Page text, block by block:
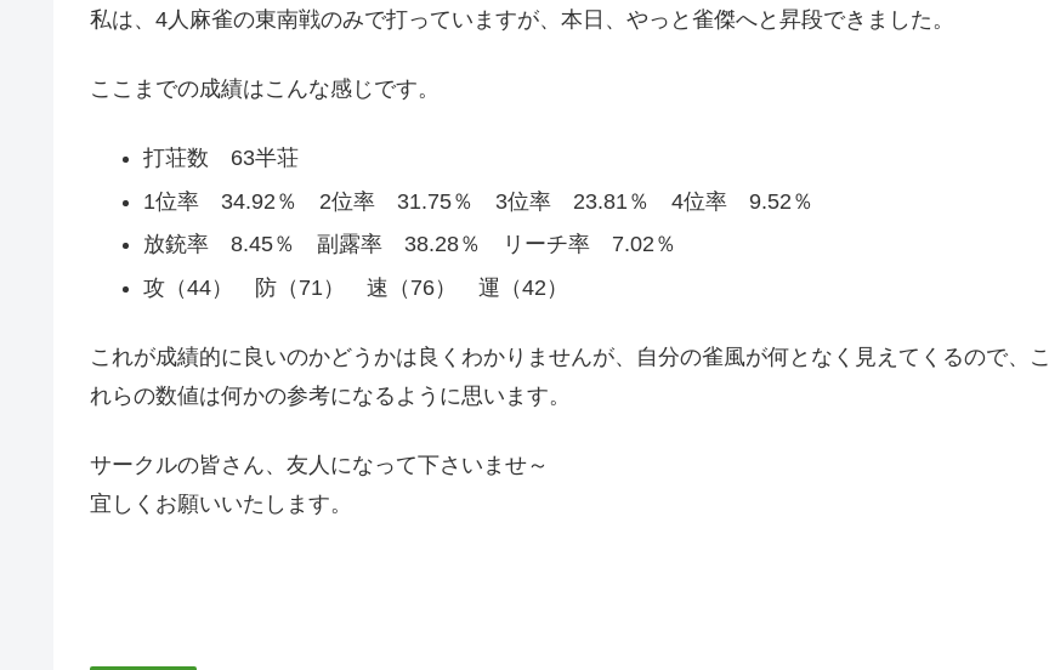
私は、4人麻雀の東南戦のみで打っていますが、本日、やっと雀傑へと昇段できました。
ここまでの成績はこんな感じです。
打荘数 63半荘
1位率 34.92％ 2位率 31.75％ 3位率 23.81％ 4位率 9.52％
放銃率 8.45％ 副露率 38.28％ リーチ率 7.02％
攻（44） 防（71） 速（76） 運（42）
これが成績的に良いのかどうかは良くわかりませんが、自分の雀風が何となく見えてくるので、こ
れらの数値は何かの参考になるように思います。
サークルの皆さん、友人になって下さいませ～
宜しくお願いいたします。